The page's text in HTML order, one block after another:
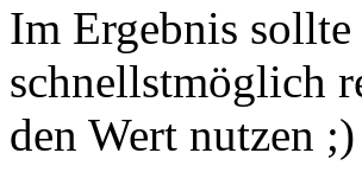
Im Ergebnis
schnellstmöglich
den Wert nutzen ;)